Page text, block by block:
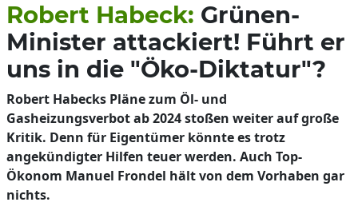
Robert Habeck: Grünen-
Minister attackiert! Führt er
uns in die "Öko-Diktatur"?
Robert Habecks Pläne zum Öl- und
Gasheizungsverbot ab 2024 stoßen weiter auf große
Kritik. Denn für Eigentümer könnte es trotz
angekündigter Hilfen teuer werden. Auch Top-
Ökonom Manuel Frondel hält von dem Vorhaben gar
nichts.